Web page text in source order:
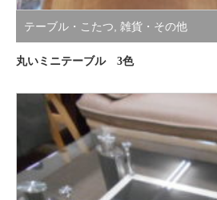
テーブル・こたつ 雑貨・その他
丸いミニテーブル 3色